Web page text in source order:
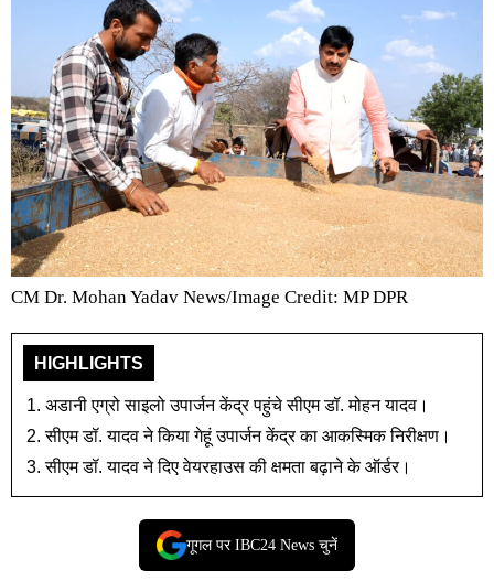
CM Dr. Mohan Yadav News/Image Credit: MP DPR
HIGHLIGHTS
अडानी एग्रो साइलो उपार्जन केंद्र पहुंचे सीएम डॉ. मोहन यादव।
सीएम डॉ. यादव ने किया गेहूं उपार्जन केंद्र का आकस्मिक निरीक्षण।
सीएम डॉ. यादव ने दिए वेयरहाउस की क्षमता बढ़ाने के ऑर्डर।
गूगल पर IBC24 News चुनें